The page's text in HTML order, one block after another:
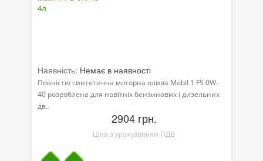
Наявність: Немає в наявності
Повністю синтетична моторна олива Mobil 1 FS 0W-
40 розроблена для новітніх бензинових і дизельних
дв..
2904 грн.
Ціна з урахуванням ПДВ